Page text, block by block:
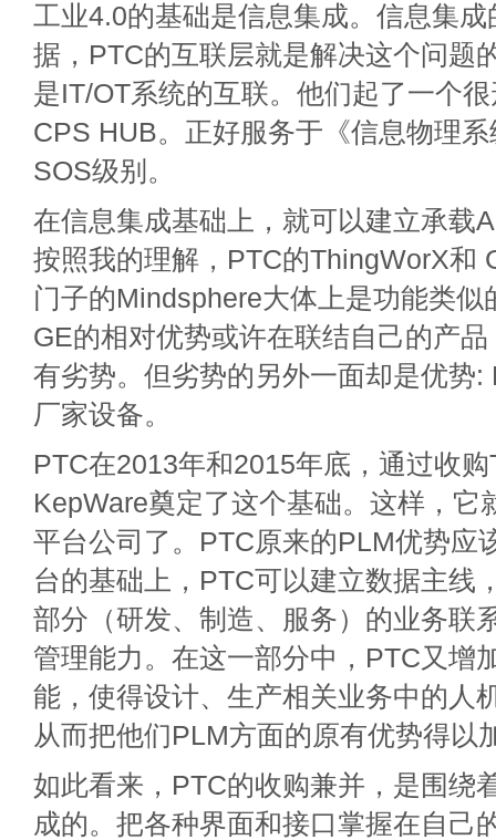
工业4.0的基础是信息集成。信息集
据，PTC的互联层就是解决这个问题
是IT/OT系统的互联。他们起了一个
CPS HUB。正好服务于《信息物理
SOS级别。
在信息集成基础上，就可以建立承载
按照我的理解，PTC的ThingWorX和
门子的Mindsphere大体上是功能类似
GE的相对优势或许在联结自己的产
有劣势。但劣势的另外一面却是优势:
厂家设备。
PTC在2013年和2015年底，通过收
KepWare奠定了这个基础。这样，它
平台公司了。PTC原来的PLM优势应
台的基础上，PTC可以建立数据主线
部分（研发、制造、服务）的业务联
管理能力。在这一部分中，PTC又增
能，使得设计、生产相关业务中的人
从而把他们PLM方面的原有优势得以
如此看来，PTC的收购兼并，是围绕
成的。把各种界面和接口掌握在自己